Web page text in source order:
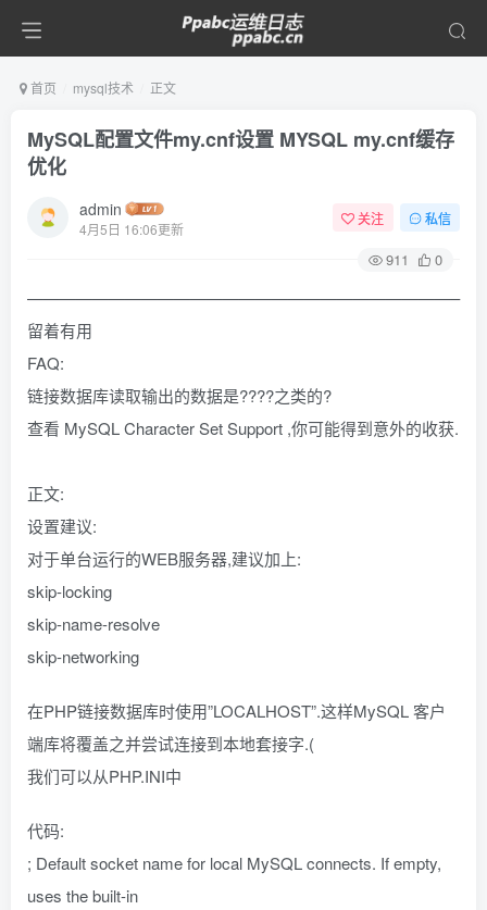
首页 mysql技术 正文
MySQL配置文件my.cnf设置 MYSQL my.cnf缓存
优化
admin
4月5日 16:06更新
关注 私信
911 0
——————————————————————————–
留着有用
FAQ:
链接数据库读取输出的数据是????之类的?
查看 MySQL Character Set Support ,你可能得到意外的收获.
正文:
设置建议:
对于单台运行的WEB服务器,建议加上:
skip-locking
skip-name-resolve
skip-networking
在PHP链接数据库时使用”LOCALHOST”.这样MySQL 客户
端库将覆盖之并尝试连接到本地套接字.(
我们可以从PHP.INI中
代码:
; Default socket name for local MySQL connects. If empty,
uses the built-in